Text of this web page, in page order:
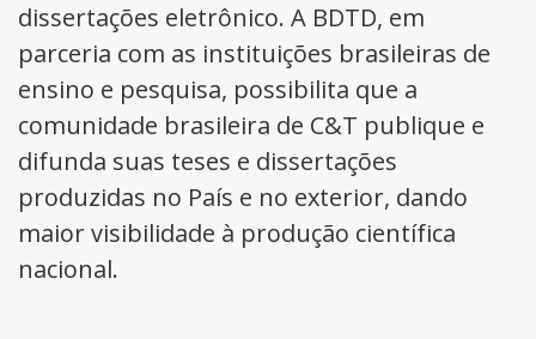
dissertações eletrônico. A BDTD, em
parceria com as instituições brasileiras de
ensino e pesquisa, possibilita que a
comunidade brasileira de C&T publique e
difunda suas teses e dissertações
produzidas no País e no exterior, dando
maior visibilidade à produção científica
nacional.